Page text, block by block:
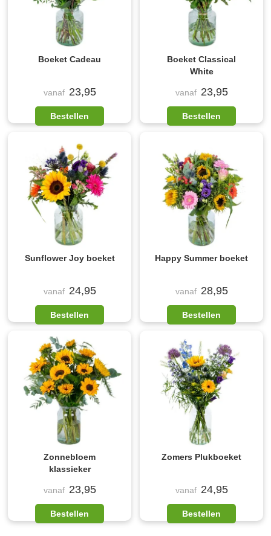
Boeket Cadeau
vanaf 23,95
Bestellen
Boeket Classical
White
vanaf 23,95
Bestellen
Sunflower Joy boeket
vanaf 24,95
Bestellen
Happy Summer boeket
vanaf 28,95
Bestellen
Zonnebloem
klassieker
vanaf 23,95
Bestellen
Zomers Plukboeket
vanaf 24,95
Bestellen